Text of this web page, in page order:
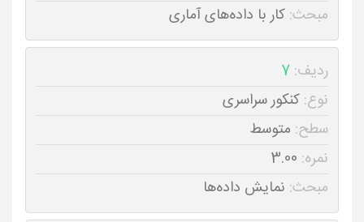
مبحث: کار با داده‌های آماری
ردیف: 7
نوع: کنکور سراسری
سطح: متوسط
نمره: 3.00
مبحث: نمایش داده‌ها